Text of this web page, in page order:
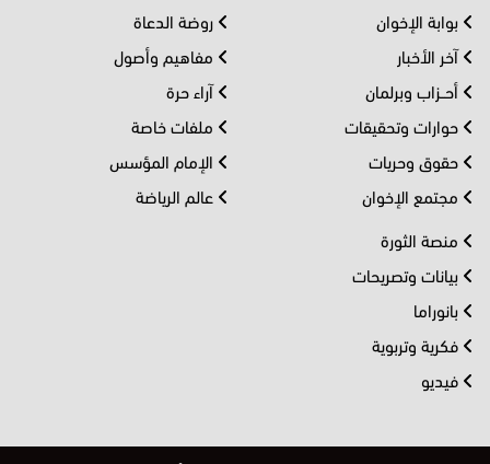
بوابة الإخوان
آخر الأخبار
أحــزاب وبرلمان
حوارات وتحقيقات
حقوق وحريات
مجتمع الإخوان
روضة الدعاة
مفاهيم وأصول
آراء حرة
ملفات خاصة
الإمام المؤسس
عالم الرياضة
منصة الثورة
بيانات وتصريحات
بانوراما
فكرية وتربوية
فيديو